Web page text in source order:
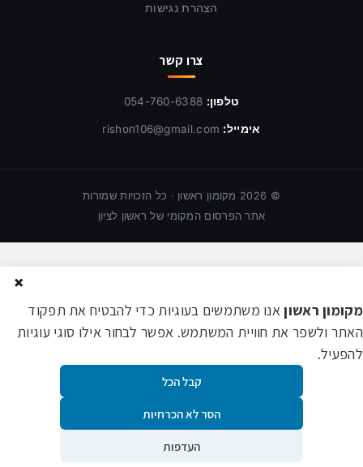
הצהרת נגישות
צרו קשר
טלפון: 054-760-6388
אימייל: rishon106@gmail.com
©
2026 מקומון ראשון · כל הזכויות שמורות
אתר הפרסום המקומי של ראשון לציון
×
מקומון ראשוןאנו משתמשים בעוגיות כדי להבטיח את תפקוד
האתר ולשפר את חוויית המשתמש. אפשר לבחור אילו סוגי עוגיות
להפעיל.
קבל הכל
הסר לא הכרחיות
העדפות